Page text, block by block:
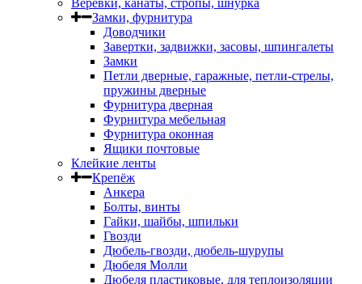
Веревки, канаты, стропы, шнурка
Замки, фурнитура
Доводчики
Завертки, задвижки, засовы, шпингалеты
Замки
Петли дверные, гаражные, петли-стрелы,
пружины дверные
Фурнитура дверная
Фурнитура мебельная
Фурнитура оконная
Ящики почтовые
Клейкие ленты
Крепёж
Анкера
Болты, винты
Гайки, шайбы, шпильки
Гвозди
Дюбель-гвозди, дюбель-шурупы
Дюбеля Молли
Дюбеля пластиковые, для теплоизоляции